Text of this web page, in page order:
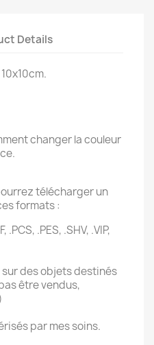
Details
changer la couleur
télécharger un
formats :
.PCS, .PES, .SHV, .VIP,
des objets destinés
être vendus,
par mes soins.